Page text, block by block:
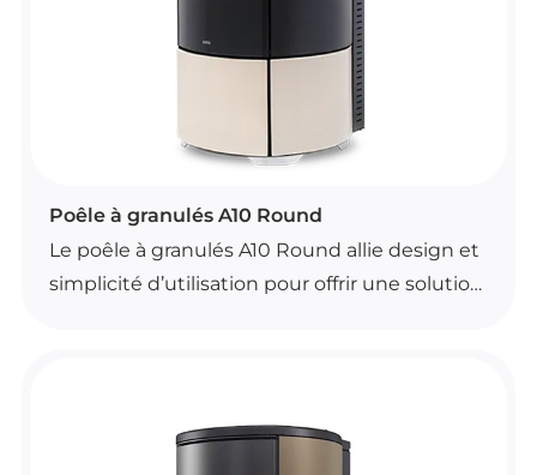
POÊLES À GRANULÉS
Poêle à granulés A10 Round
Le poêle à granulés A10 Round allie design et
simplicité d’utilisation pour offrir une solution
fonction thermostat d’ambiance, ainsi que du
Wi-Fi de série pour un pilotage facilité.